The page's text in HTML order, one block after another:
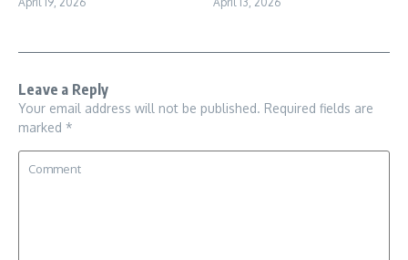
Leave a Reply
Your email address will not be published. Required fields are
marked *